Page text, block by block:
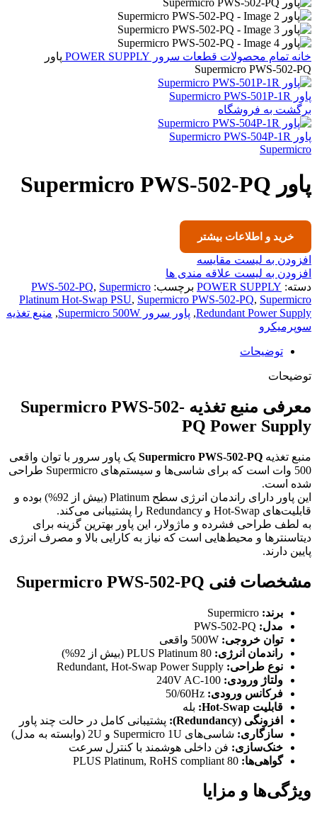
خانه تمام محصولات قطعات سرور POWER SUPPLY پاور
Supermicro PWS-502-PQ
پاور Supermicro PWS-501P-1R
برگشت به فروشگاه
پاور Supermicro PWS-504P-1R
Supermicro
پاور Supermicro PWS-502-PQ
خرید و اطلاعات بیشتر
افزودن به لیست مقایسه
افزودن به لیست علاقه مندی ها
دسته: POWER SUPPLY برچسب: PWS-502-PQ, Supermicro
Platinum Hot-Swap PSU, Supermicro PWS-502-PQ, Supermicro
Redundant Power Supply
, پاور سرور Supermicro 500W , منبع تغذیه
سوپرمیکرو
توضیحات
توضیحات
معرفی منبع تغذیه Supermicro PWS-502-
PQ Power Supply
منبع تغذیه Supermicro PWS-502-PQ یک پاور سرور با توان واقعی
500 وات است که برای شاسی‌ها و سیستم‌های Supermicro طراحی
شده است.
این پاور دارای راندمان انرژی سطح Platinum (بیش از 92%) بوده و
قابلیت‌های Hot-Swap و Redundancy را پشتیبانی می‌کند.
به لطف طراحی فشرده و ماژولار، این پاور بهترین گزینه برای
دیتاسنترها و محیط‌هایی است که نیاز به کارایی بالا و مصرف انرژی
پایین دارند.
مشخصات فنی Supermicro PWS-502-PQ
برند:
مدل:
توان خروجی:
راندمان انرژی:
نوع طراحی:
ولتاژ ورودی:
فرکانس ورودی:
قابلیت Hot-Swap:
بله
افزونگی (Redundancy):
پشتیبانی کامل در حالت چند پاور
سازگاری: شاسی‌های Supermicro 1U و 2U (وابسته به مدل)
خنک‌سازی: فن داخلی هوشمند با کنترل سرعت
گواهی‌ها:
ویژگی‌ها و مزایا